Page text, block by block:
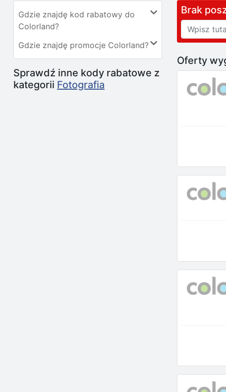
Gdzie znajdę kod rabatowy do
Colorland?
Gdzie znajdę promocje Colorland?
Sprawdź inne kody rabatowe z
kategorii Fotografia
Brak
Oferty